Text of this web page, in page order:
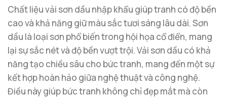
Chất liệu vải sơn dầu nhập khẩu giúp tranh có độ bền
cao và khả năng giữ màu sắc tươi sáng lâu dài. Sơn
dầu là loại sơn phổ biến trong hội họa cổ điển, mang
lại sự sắc nét và độ bền vượt trội. Vải sơn dầu có khả
năng tạo chiều sâu cho bức tranh, mang đến một sự
kết hợp hoàn hảo giữa nghệ thuật và công nghệ.
Điều này giúp bức tranh không chỉ đẹp mắt mà còn